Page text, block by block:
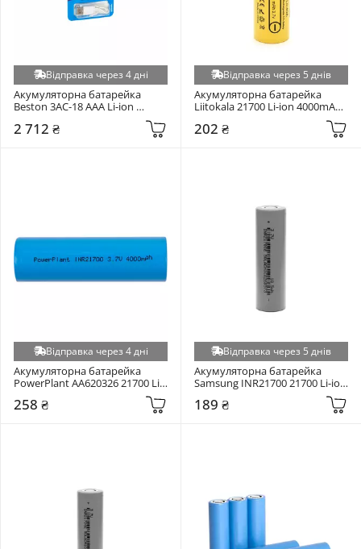
Відправка через 4 дні
Акумуляторна батарейка
Beston 3AC-18 AAA Li-ion
2 712 ₴
Відправка через 5 днів
Акумуляторна батарейка
Liitokala 21700 Li-ion 4000mAh
202 ₴
Відправка через 4 дні
Акумуляторна батарейка
PowerPlant AA620326 21700 Li-
ion 4000mAh 1шт (AA620326)
258 ₴
Відправка через 5 днів
Акумуляторна батарейка
Samsung INR21700 21700 Li-ion
189 ₴